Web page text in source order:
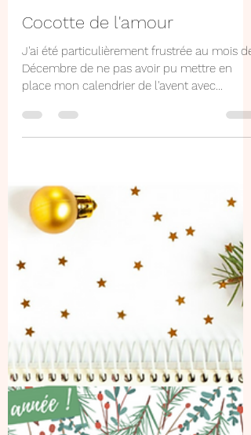
Cocotte de l'amour
J'ai été particulièrement frustrée au mois de
Décembre de ne pas avoir pu mettre en
place mon calendrier de l'avent avec
notamment les...